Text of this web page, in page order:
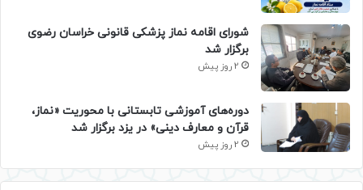
شورای اقامه نماز پزشکی قانونی خراسان رضوی
برگزار شد
2 روز پیش
دوره‌های آموزشی تابستانی با محوریت «نماز،
قرآن و معارف دینی» در یزد برگزار شد
2 روز پیش